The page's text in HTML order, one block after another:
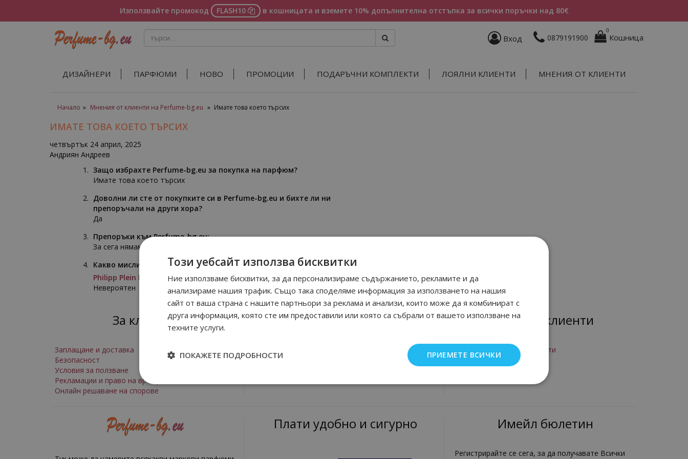
Използвайте промокод FLASH10 в кошницата и вземете 10% допълнителна отстъпка за всички поръчки над 80€
Вход 0879191900
0
Кошница
ДИЗАЙНЕРИ ПАРФЮМИ НОВО ПРОМОЦИИ ПОДАРЪЧНИ КОМПЛЕКТИ ЛОЯЛНИ КЛИЕНТИ МНЕНИЯ ОТ КЛИЕНТИ
Начало » Мнения от клиенти на Perfume-bg.eu » Имате това което търсих
ИМАТЕ ТОВА КОЕТО ТЪРСИХ
четвъртък 24 април, 2025
Андриян Андреев
Защо избрахте Perfume-bg.eu за покупка на парфюм?
Имате това което търсих
Доволни ли сте от покупките си в Perfume-bg.eu и бихте ли ни
препоръчали на други хора?
Да
Препоръки към Perfume-bg.eu:
За сега нямам
Какво мислите за поръчаните продукти:
Philipp Plein No Limits мъжки парфюм:
Невероятен
За клиенти
Заплащане и доставка
Безопасност
Условия за ползване
Рекламации и право на връщане
Онлайн решаване на спорове
За нас
Контакти
Лоялни клиенти
Програма за лоялни клиенти
Вход
Плати удобно и сигурно Имейл бюлетин
Регистрирайте се сега, за да получавате Всички
Този уебсайт използва бисквитки
Ние използваме бисквитки, за да персонализираме съдържанието, рекламите и да
анализираме нашия трафик. Също така споделяме информация за използването на нашия
сайт от ваша страна с нашите партньори за реклама и анализи, които може да я комбинират с
друга информация, която сте им предоставили или която са събрали от вашето използване на
техните услуги.
ПРИЕМЕТЕ ВСИЧКИ
ПОКАЖЕТЕ ПОДРОБНОСТИ